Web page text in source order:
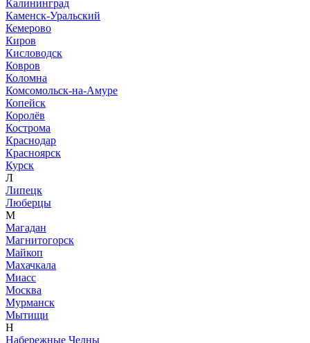
Калининград
Каменск-Уральский
Кемерово
Киров
Кисловодск
Ковров
Коломна
Комсомольск-на-Амуре
Копейск
Королёв
Кострома
Краснодар
Красноярск
Курск
Л
Липецк
Люберцы
М
Магадан
Магнитогорск
Майкоп
Махачкала
Миасс
Москва
Мурманск
Мытищи
Н
Набережные Челны